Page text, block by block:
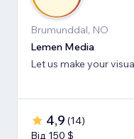
Brumunddal, NO
Lemen Media
Let us make your
4,9 (14)
Від 150 $